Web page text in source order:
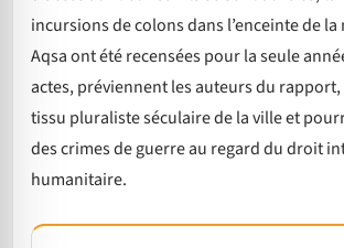
incursions de colons dans l’enceinte de la
Aqsa ont été recensées pour la seule
actes, préviennent les auteurs du
tissu pluraliste séculaire de la ville et
des crimes de guerre au regard du droit
humanitaire.